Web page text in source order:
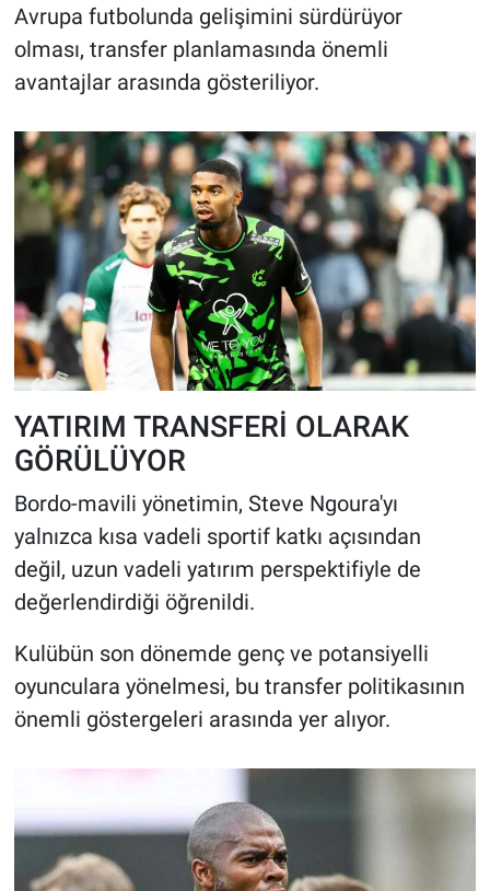
Avrupa futbolunda gelişimini sürdürüyor
olması, transfer planlamasında önemli
avantajlar arasında gösteriliyor.
YATIRIM TRANSFERİ OLARAK
GÖRÜLÜYOR
Bordo-mavili yönetimin, Steve Ngoura'yı
yalnızca kısa vadeli sportif katkı açısından
değil, uzun vadeli yatırım perspektifiyle de
değerlendirdiği öğrenildi.
Kulübün son dönemde genç ve potansiyelli
oyunculara yönelmesi, bu transfer politikasının
önemli göstergeleri arasında yer alıyor.